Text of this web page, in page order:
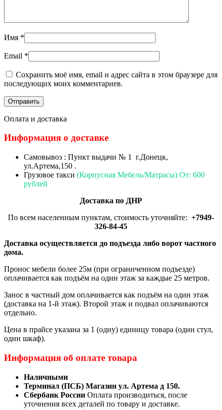
Имя *
Email *
Сохранить моё имя, email и адрес сайта в этом браузере для
последующих моих комментариев.
Оплата и доставка
Информация о доставке
Самовывоз : Пункт выдачи № 1 г.Донецк,
ул.Артема,150 .
Грузовое такси (Корпусная Мебель/Матрасы) От: 600
рублей
Доставка по ДНР
По всем населенным пунктам, стоимость уточняйте: +7949-
326-84-45
Доставка осуществляется до подъезда либо ворот частного
дома.
Пронос мебели более 25м (при ограниченном подъезде)
оплачивается как подъём на один этаж за каждые 25 метров.
Занос в частный дом оплачивается как подъём на один этаж
(доставка на 1-й этаж). Второй этаж и подвал оплачиваются
отдельно.
Цена в прайсе указана за 1 (одну) единицу товара (один стул,
один шкаф).
Информация об оплате товара
Наличными
Терминал (ПСБ) Магазин ул. Артема д 150.
Сбербанк России Оплата производиться, после
уточнения всех деталей по товару и доставке.